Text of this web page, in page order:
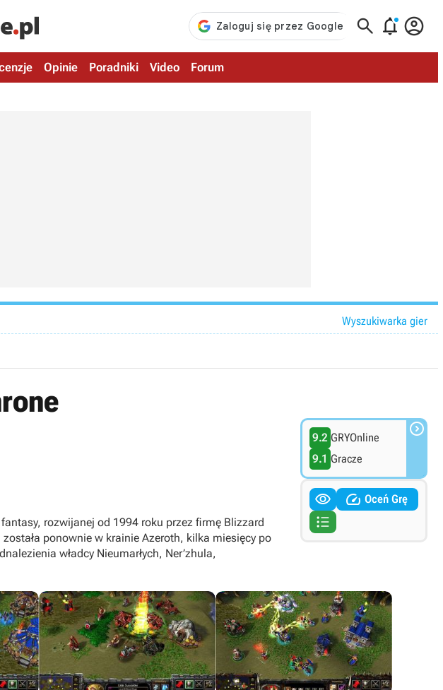
  
Opinie Poradniki Video Forum
Wyszukiwarka gier
rozwijanej od 1994 roku przez firmę Blizzard
ponownie w krainie Azeroth, kilka miesięcy po
władcy Nieumarłych, Ner’zhula,
9.2 GRYOnline
9.1 Gracze

  Oceń Grę
